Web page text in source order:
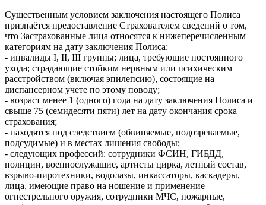
Существенным условием заключения настоящего Полиса
признаётся предоставление Страхователем сведений о том,
что Застрахованные лица относятся к нижеперечисленным
категориям на дату заключения Полиса:
- инвалиды I, II, III группы; лица, требующие постоянного
ухода; страдающие стойким нервным или психическим
расстройством (включая эпилепсию), состоящие на
диспансерном учете по этому поводу;
- возраст менее 1 (одного) года на дату заключения Полиса и
свыше 75 (семидесяти пяти) лет на дату окончания срока
страхования;
- находятся под следствием (обвиняемые, подозреваемые,
подсудимые) и в местах лишения свободы;
- следующих профессий: сотрудники ФСИН, ГИБДД,
полиции, военнослужащие, артисты цирка, летный состав,
взрыво-пиротехники, водолазы, инкассаторы, каскадеры,
лица, имеющие право на ношение и применение
огнестрельного оружия, сотрудники МЧС, пожарные,